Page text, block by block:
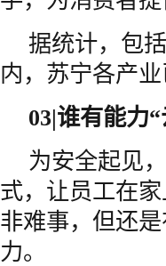
据统计，包
内，苏宁各产
03|谁有能力“
为安全起见
式，让员工在
非难事，但还
力。